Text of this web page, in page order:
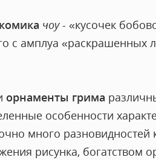
чоу- «кусочек
с амплуа «раскрашенных
орнаменты грима
особенности
много
рисунка, богатством